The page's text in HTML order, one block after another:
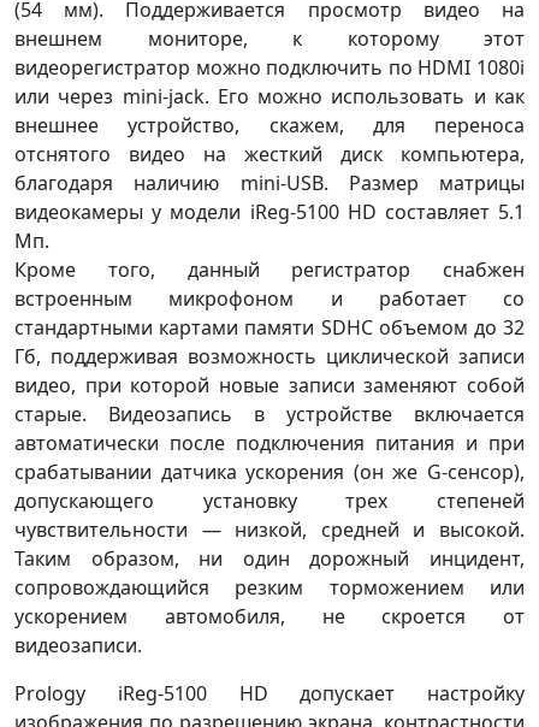
(54 мм). Поддерживается просмотр видео на
внешнем мониторе, к которому этот
видеорегистратор можно подключить по HDMI 1080i
или через mini-jack. Его можно использовать и как
внешнее устройство, скажем, для переноса
отснятого видео на жесткий диск компьютера,
благодаря наличию mini-USB. Размер матрицы
видеокамеры у модели iReg-5100 HD составляет 5.1
Мп.
Кроме того, данный регистратор снабжен
встроенным микрофоном и работает со
стандартными картами памяти SDHC объемом до 32
Гб, поддерживая возможность циклической записи
видео, при которой новые записи заменяют собой
старые. Видеозапись в устройстве включается
автоматически после подключения питания и при
срабатывании датчика ускорения (он же G-сенсор),
допускающего установку трех степеней
чувствительности — низкой, средней и высокой.
Таким образом, ни один дорожный инцидент,
сопровождающийся резким торможением или
ускорением автомобиля, не скроется от
видеозаписи.
Prology iReg-5100 HD допускает настройку